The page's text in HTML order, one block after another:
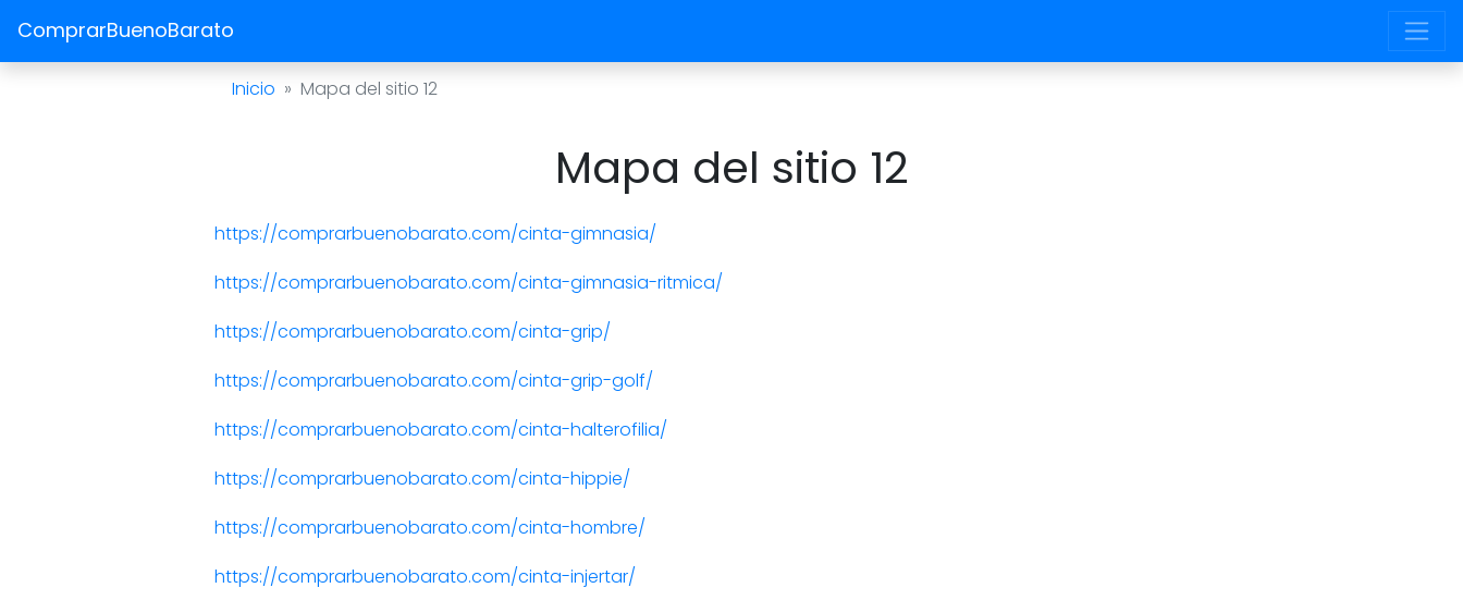
ComprarBuenoBarato
Inicio Mapa del sitio 12
Mapa del sitio 12
https://comprarbuenobarato.com/cinta-gimnasia/
https://comprarbuenobarato.com/cinta-gimnasia-ritmica/
https://comprarbuenobarato.com/cinta-grip/
https://comprarbuenobarato.com/cinta-grip-golf/
https://comprarbuenobarato.com/cinta-halterofilia/
https://comprarbuenobarato.com/cinta-hippie/
https://comprarbuenobarato.com/cinta-hombre/
https://comprarbuenobarato.com/cinta-injertar/